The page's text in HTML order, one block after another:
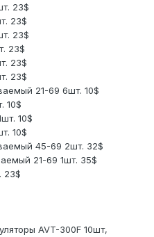
23$
23$
23$
23$
23$
23$
21-69 6шт. 10$
10$
10$
10$
45-69 2шт. 32$
21-69 1шт. 35$
23$
AVT-300F 10шт,